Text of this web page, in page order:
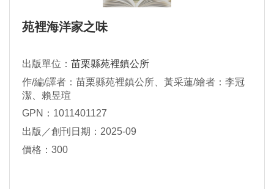
苑裡海洋家之味
出版單位： 苗栗縣苑裡鎮公所
作/編/譯者：苗栗縣苑裡鎮公所、黃采蓮/繪者：李冠
潔、賴昱瑄
GPN：1011401127
出版／創刊日期：2025-09
價格：300